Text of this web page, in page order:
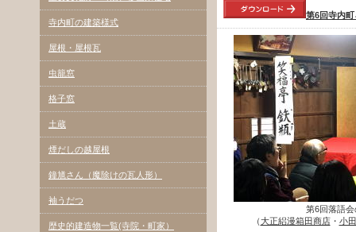
第6回寺内
第6回落語
（大正絽漫箱田商店・ 小
寺内町の建築様式
屋根・屋根瓦
虫籠窓
格子窓
土蔵
煙だしの越屋根
鐘馗さん（魔除けの瓦人形）
袖うだつ
歴史的建造物一覧(寺院・町家）